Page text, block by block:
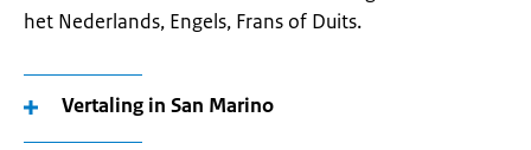
het Nederlands, Engels, Frans of Duits.
Vertaling in San Marino